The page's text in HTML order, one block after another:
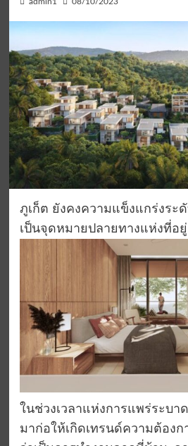
ภูเก็ต ยังคงความแข็งแกร่งระ
เป็นจุดหมายปลายทางแห่งที่อ
ในช่วงเวลาแห่งการแพร่ระบาด
มาก่อให้เกิดเทรนด์ความต้อง